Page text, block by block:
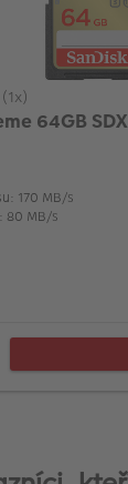
(1x)
64GB
170 MB/s
80 MB/s